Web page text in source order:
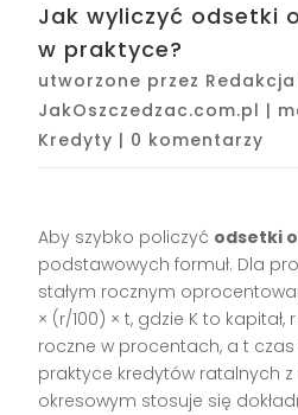
Jak wyliczyć odsetki
w praktyce?
utworzone przez
JakOszczedzac.com.pl |
Kredyty | 0 komentarzy
Aby szybko policzyć odsetki
podstawowych formuł. Dla
stałym rocznym
× (r/100) × t, gdzie K to
roczne w procentach, a t czas
praktyce kredytów ratalnych
okresowym stosuje się